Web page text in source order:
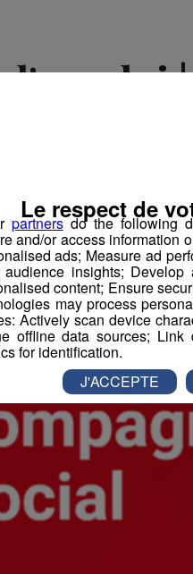
Offres d'Emploi
partnersdo the following
and/or access information
ads; Measure ad
insights;
content; Ensure
may process
Actively scan device
offline data sources; Link
for identification.
Le respect de
J'ACCEPTE